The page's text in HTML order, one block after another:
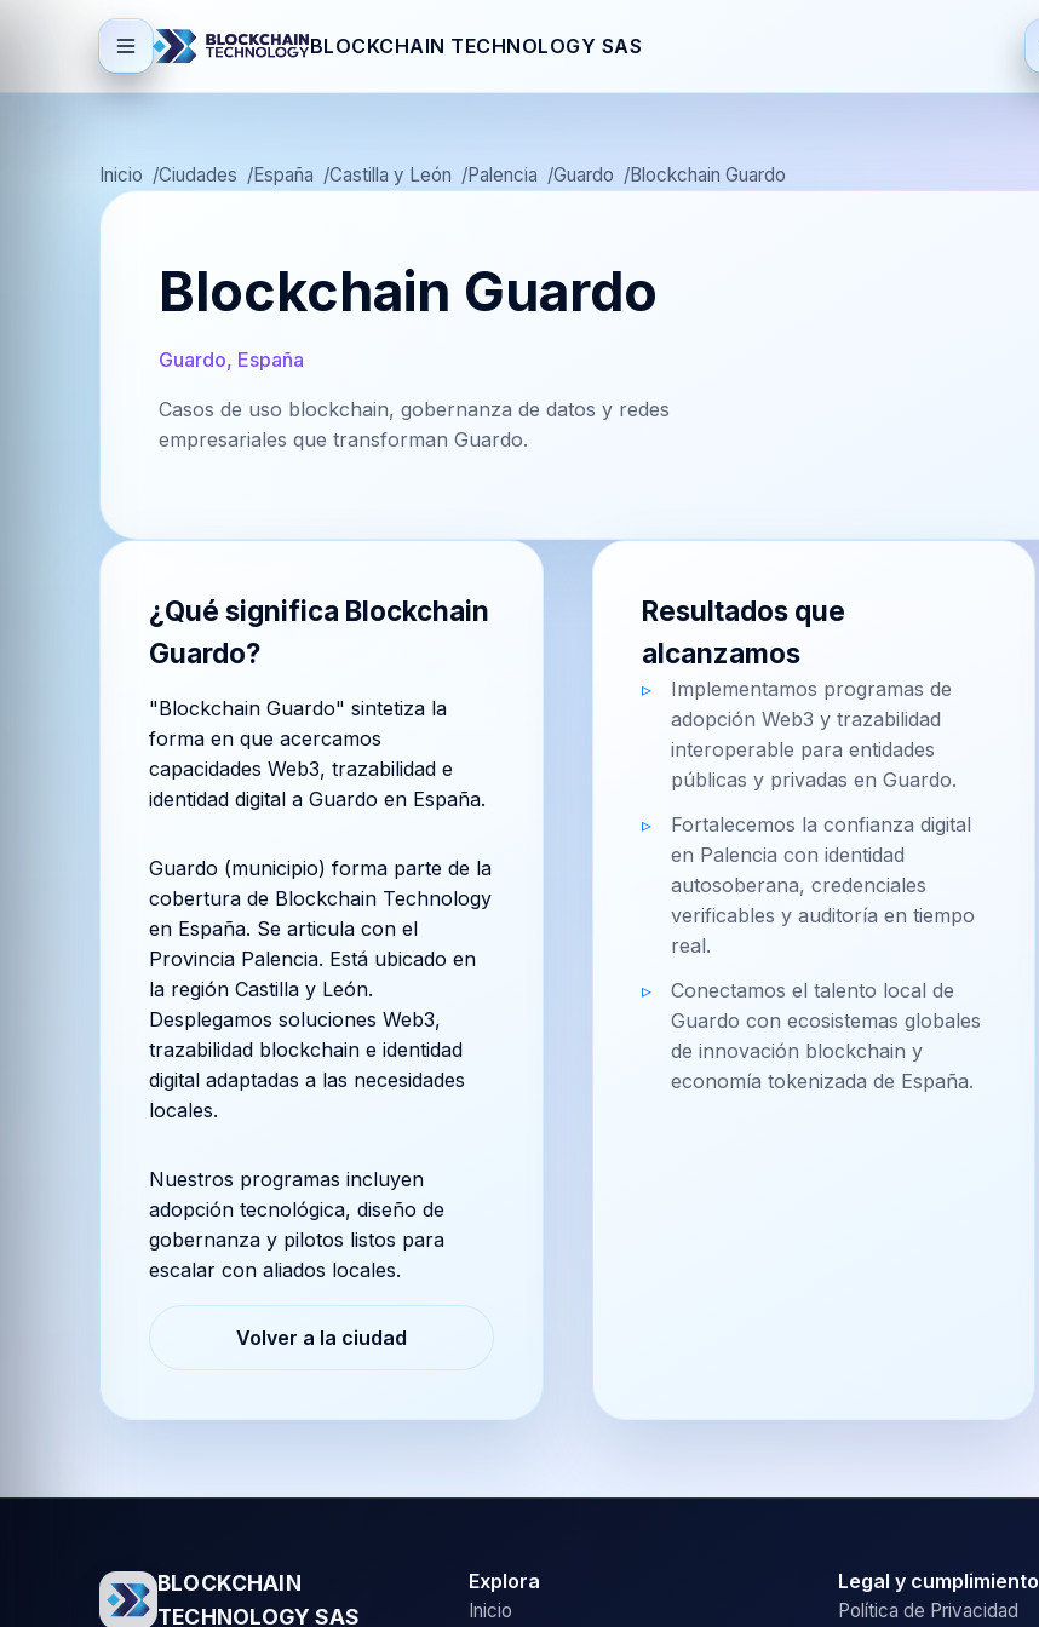
BLOCKCHAIN TECHNOLOGY SAS
Inicio Ciudades España Castilla y León Palencia Guardo Blockchain Guardo
Blockchain Guardo
Guardo, España
Casos de uso blockchain, gobernanza de datos y redes
empresariales que transforman Guardo.
¿Qué significa Blockchain
Guardo?
"Blockchain Guardo" sintetiza la
forma en que acercamos
capacidades Web3, trazabilidad e
identidad digital a Guardo en España.
Guardo (municipio) forma parte de la
cobertura de Blockchain Technology
en España. Se articula con el
Provincia Palencia. Está ubicado en
la región Castilla y León.
Desplegamos soluciones Web3,
trazabilidad blockchain e identidad
digital adaptadas a las necesidades
locales.
Nuestros programas incluyen
adopción tecnológica, diseño de
gobernanza y pilotos listos para
escalar con aliados locales.
Volver a la ciudad
Resultados que
alcanzamos
Implementamos programas de
adopción Web3 y trazabilidad
interoperable para entidades
públicas y privadas en Guardo.
Fortalecemos la confianza digital
en Palencia con identidad
autosoberana, credenciales
verificables y auditoría en tiempo
real.
Conectamos el talento local de
Guardo con ecosistemas globales
de innovación blockchain y
economía tokenizada de España.
BLOCKCHAIN
TECHNOLOGY SAS
Explora
Inicio
Legal y cumplimiento
Política de Privacidad